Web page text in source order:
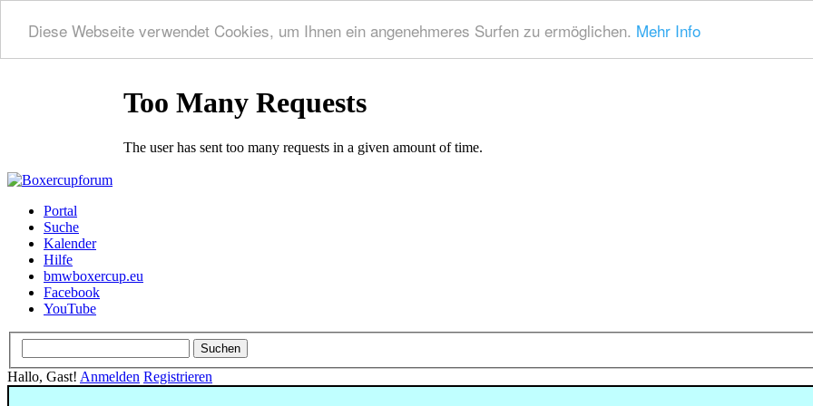
Diese Webseite verwendet Cookies, um Ihnen ein angenehmeres Surfen zu ermöglichen. Mehr Info
Portal
Suche
Kalender
Hilfe
bmwboxercup.eu
Facebook
YouTube
Hallo, Gast! Anmelden Registrieren